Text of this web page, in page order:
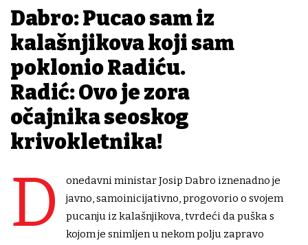
Dabro: Pucao sam iz
kalašnjikova koji sam
poklonio Radiću.
Radić: Ovo je zora
očajnika seoskog
krivokletnika!
D
onedavni ministar Josip Dabro iznenadno je
javno, samoinicijativno, progovorio o svojem
pucanju iz kalašnjikova, tvrdeći da puška s
kojom je snimljen u nekom polju zapravo